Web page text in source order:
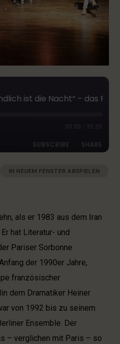
00:00 35:39
SUBSCRIBE SHARE
Deezer
IN NEUEM FENSTER ABSPIELEN
als er 1983 aus dem Iran
hat Literatur- und
Pariser Sorbonne
der 1990er Jahre,
französischer
dem Dramatiker Heiner
von 1992 bis zu seinem
Ensemble. Der
– verglichen mit Paris – so